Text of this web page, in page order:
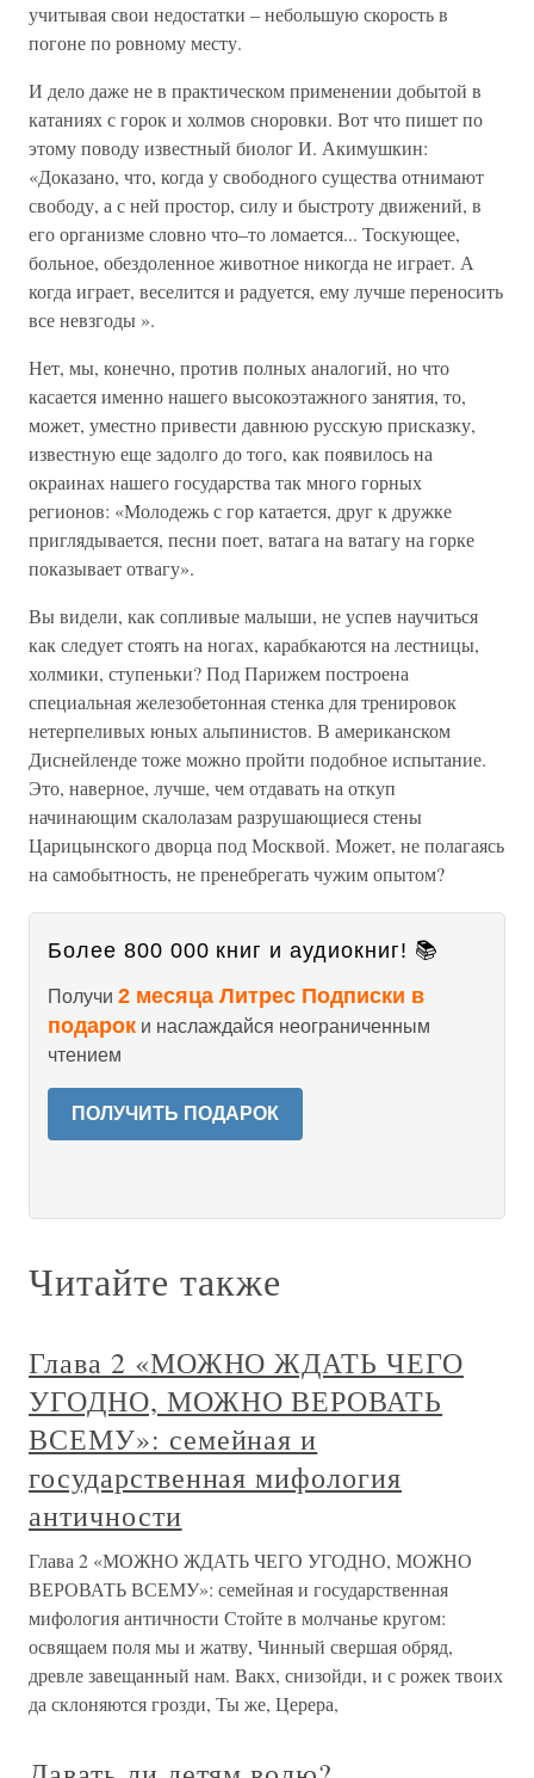
учитывая свои недостатки – небольшую скорость в
погоне по ровному месту.
И дело даже не в практическом применении добытой в
катаниях с горок и холмов сноровки. Вот что пишет по
этому поводу известный биолог И. Акимушкин:
«Доказано, что, когда у свободного существа отнимают
свободу, а с ней простор, силу и быстроту движений, в
его организме словно что–то ломается... Тоскующее,
больное, обездоленное животное никогда не играет. А
когда играет, веселится и радуется, ему лучше переносить
все невзгоды ».
Нет, мы, конечно, против полных аналогий, но что
касается именно нашего высокоэтажного занятия, то,
может, уместно привести давнюю русскую присказку,
известную еще задолго до того, как появилось на
окраинах нашего государства так много горных
регионов: «Молодежь с гор катается, друг к дружке
приглядывается, песни поет, ватага на ватагу на горке
показывает отвагу».
Вы видели, как сопливые малыши, не успев научиться
как следует стоять на ногах, карабкаются на лестницы,
холмики, ступеньки? Под Парижем построена
специальная железобетонная стенка для тренировок
нетерпеливых юных альпинистов. В американском
Диснейленде тоже можно пройти подобное испытание.
Это, наверное, лучше, чем отдавать на откуп
начинающим скалолазам разрушающиеся стены
Царицынского дворца под Москвой. Может, не полагаясь
на самобытность, не пренебрегать чужим опытом?
Более 800 000 книг и аудиокниг! 📚
Получи 2 месяца Литрес Подписки в
подарок и наслаждайся неограниченным
чтением
ПОЛУЧИТЬ ПОДАРОК
Читайте также
Глава 2 «МОЖНО ЖДАТЬ ЧЕГО
УГОДНО, МОЖНО ВЕРОВАТЬ
ВСЕМУ»: семейная и
государственная мифология
античности
Глава 2 «МОЖНО ЖДАТЬ ЧЕГО УГОДНО, МОЖНО
ВЕРОВАТЬ ВСЕМУ»: семейная и государственная
мифология античности Стойте в молчанье кругом:
освящаем поля мы и жатву, Чинный свершая обряд,
древле завещанный нам. Вакх, снизойди, и с рожек твоих
да склоняются грозди, Ты же, Церера,